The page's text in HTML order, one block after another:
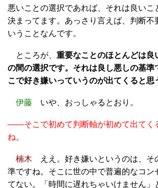
悪いことの選択であれば、それは良いこ
決まってます。あっさり言えば、判断不
いうことなんです。
ところが、 重要なことのほとんどは良
の間の選択です。それは良し悪しの基準
こで好き嫌いっていうのが出てくると思
伊藤 いや、おっしゃるとおり。
――そこで初めて判断軸が初めて出てく
ね。
楠木
ええ。好き嫌いというのは、そ
準ですね。そこに世の中で普遍的なコン
てない。「時間に遅れちゃいけません」